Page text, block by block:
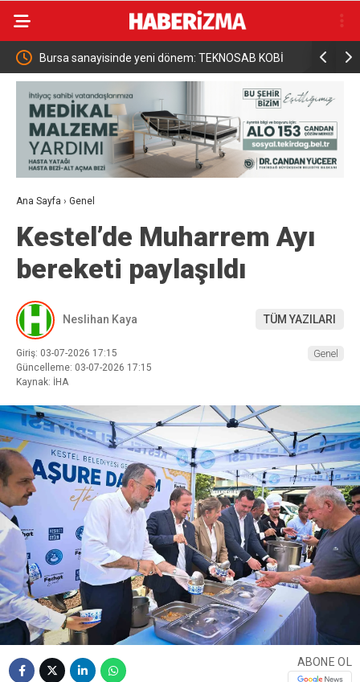
Bursa sanayisinde yeni dönem: TEKNOSAB KOBİ
OSB ile dev ekosistem hayata geçiyor
Ticaret
Ana Sayfa › Genel
Kestel’de Muharrem Ayı
bereketi paylaşıldı
Neslihan Kaya TÜM YAZILARI
Giriş: 03-07-2026 17:15
Güncelleme: 03-07-2026 17:15
Kaynak: İHA
Genel
ABONE OL